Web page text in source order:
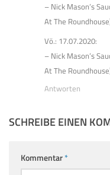
– Nick Mason’s
At The
Vö.: 17.07.2020:
– Nick Mason’s
At The
Antworten
SCHREIBE EINEN
Kommentar*